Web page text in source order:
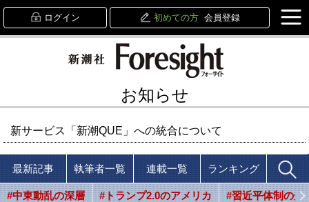
ログイン 初めての方 会員登録
お知らせ
新サービス「新潮QUE」への統合について
最新記事 執筆者一覧 連載一覧 ランキング
#中東動乱の深層 #トランプ2.0のアメリカ #習近平体制の光